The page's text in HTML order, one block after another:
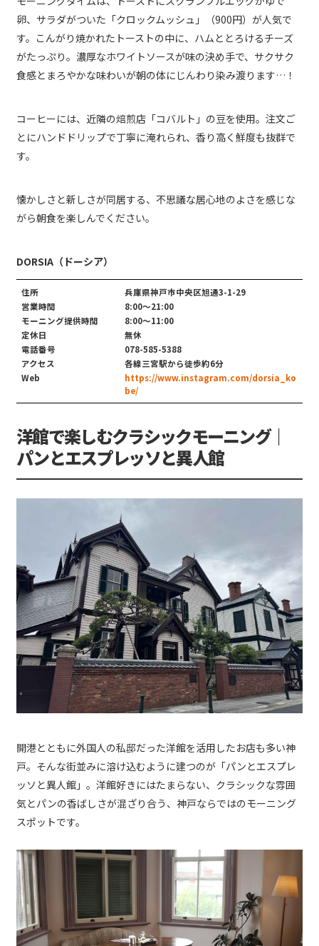
卵、サラダがついた「クロックムッシュ」（900円）が人気で
す。こんがり焼かれたトーストの中に、ハムととろけるチーズ
がたっぷり。濃厚なホワイトソースが味の決め手で、サクサク
食感とまろやかな味わいが朝の体にじんわり染み渡ります…！
コーヒーには、近隣の焙煎店「コバルト」の豆を使用。注文ご
とにハンドドリップで丁寧に淹れられ、香り高く鮮度も抜群で
す。
懐かしさと新しさが同居する、不思議な居心地のよさを感じな
がら朝食を楽しんでください。
DORSIA（ドーシア）
住所
兵庫県神戸市中央区旭通3-1-29
営業時間
8:00～21:00
モーニング提供時間
8:00〜11:00
定休日
無休
電話番号
078-585-5388
アクセス
各線三宮駅から徒歩約6分
Web
https://www.instagram.com/dorsia_ko
be/
洋館で楽しむクラシックモーニング｜
パンとエスプレッソと異人館
開港とともに外国人の私邸だった洋館を活用したお店も多い神
戸。そんな街並みに溶け込むように建つのが「パンとエスプレ
ッソと異人館」。洋館好きにはたまらない、クラシックな雰囲
気とパンの香ばしさが混ざり合う、神戸ならではのモーニング
スポットです。